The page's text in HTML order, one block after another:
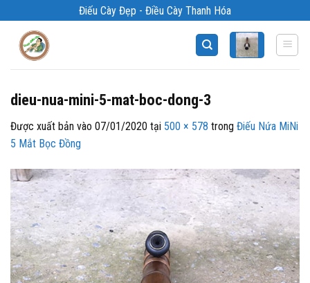
qua
Điếu Cày Đẹp - Điều Cày Thanh Hóa
dieu-nua-mini-5-mat-boc-dong-3
Được xuất bản vào 07/01/2020 tại 500 × 578 trong Điếu Nứa MiNi
5 Mắt Bọc Đồng